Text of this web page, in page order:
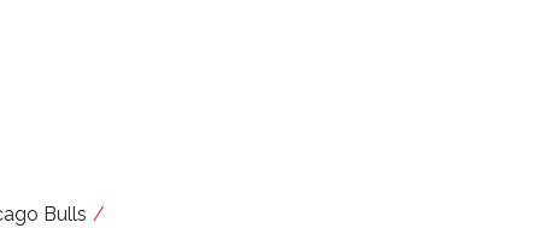
Bulls